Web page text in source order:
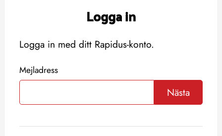
Logga in
Logga in med ditt Rapidus-konto.
Mejladress
Nästa